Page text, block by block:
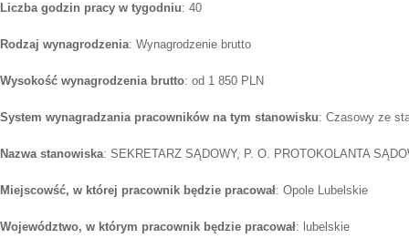
Liczba godzin pracy w tygodniu: 40
Rodzaj wynagrodzenia: Wynagrodzenie brutto
Wysokość wynagrodzenia brutto: od 1 850 PLN
System wynagradzania pracowników na tym stanowisku: Czasowy ze
Nazwa stanowiska: SEKRETARZ SĄDOWY, P. O. PROTOKOLANTA
Miejscowść, w której pracownik będzie pracował: Opole Lubelskie
Województwo, w którym pracownik będzie pracował: lubelskie